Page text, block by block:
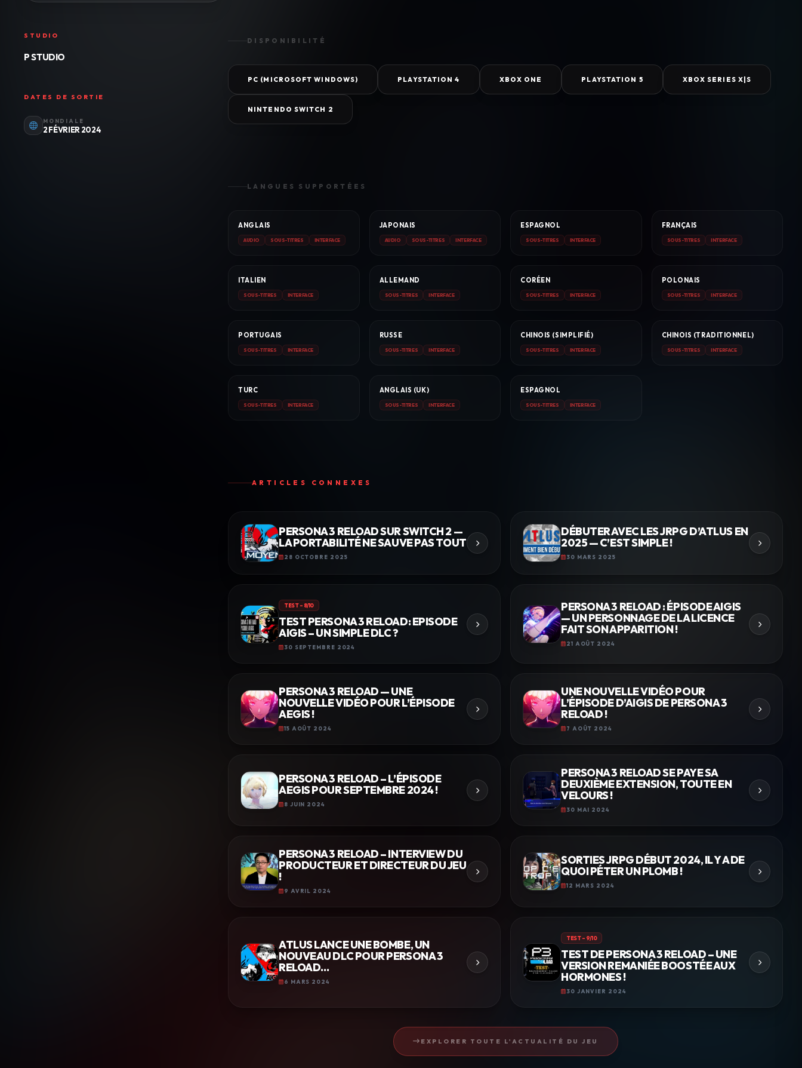
STUDIO
P STUDIO
DATES DE SORTIE
MONDIALE
2 FÉVRIER 2024
DISPONIBILITÉ
PC (MICROSOFT WINDOWS) PLAYSTATION 4 XBOX ONE PLAYSTATION 5 XBOX SERIES X|S
NINTENDO SWITCH 2
LANGUES SUPPORTÉES
ANGLAIS
AUDIO SOUS-TITRES INTERFACE
JAPONAIS
AUDIO SOUS-TITRES INTERFACE
ESPAGNOL
SOUS-TITRES INTERFACE
FRANÇAIS
SOUS-TITRES INTERFACE
ITALIEN
SOUS-TITRES INTERFACE
ALLEMAND
SOUS-TITRES INTERFACE
CORÉEN
SOUS-TITRES INTERFACE
POLONAIS
SOUS-TITRES INTERFACE
PORTUGAIS
SOUS-TITRES INTERFACE
RUSSE
SOUS-TITRES INTERFACE
CHINOIS (SIMPLIFIÉ)
SOUS-TITRES INTERFACE
CHINOIS (TRADITIONNEL)
SOUS-TITRES INTERFACE
TURC
SOUS-TITRES INTERFACE
ANGLAIS (UK)
SOUS-TITRES INTERFACE
ESPAGNOL
SOUS-TITRES INTERFACE
ARTICLES CONNEXES
PERSONA 3 RELOAD SUR SWITCH 2 —
LA PORTABILITÉ NE SAUVE PAS TOUT
28 OCTOBRE 2025
DÉBUTER AVEC LES JRPG D’ATLUS EN
2025 — C’EST SIMPLE !
30 MARS 2025
TEST – 8/10
TEST PERSONA 3 RELOAD: EPISODE
AIGIS – UN SIMPLE DLC ?
30 SEPTEMBRE 2024
PERSONA 3 RELOAD : ÉPISODE AIGIS
— UN PERSONNAGE DE LA LICENCE
FAIT SON APPARITION !
21 AOÛT 2024
PERSONA 3 RELOAD — UNE
NOUVELLE VIDÉO POUR L’ÉPISODE
AEGIS !
15 AOÛT 2024
UNE NOUVELLE VIDÉO POUR
L’ÉPISODE D’AIGIS DE PERSONA 3
RELOAD !
7 AOÛT 2024
PERSONA 3 RELOAD – L’ÉPISODE
AEGIS POUR SEPTEMBRE 2024 !
8 JUIN 2024
PERSONA 3 RELOAD SE PAYE SA
DEUXIÈME EXTENSION, TOUTE EN
VELOURS !
30 MAI 2024
PERSONA 3 RELOAD – INTERVIEW DU
PRODUCTEUR ET DIRECTEUR DU JEU
!
9 AVRIL 2024
SORTIES JRPG DÉBUT 2024, IL Y A DE
QUOI PÉTER UN PLOMB !
12 MARS 2024
ATLUS LANCE UNE BOMBE, UN
NOUVEAU DLC POUR PERSONA 3
RELOAD…
6 MARS 2024
TEST – 9/10
TEST DE PERSONA 3 RELOAD – UNE
VERSION REMANIÉE BOOSTÉE AUX
HORMONES !
30 JANVIER 2024
EXPLORER TOUTE L'ACTUALITÉ DU JEU